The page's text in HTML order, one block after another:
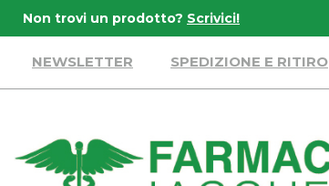
principale
Non trovi un prodotto? Scrivici!
NEWSLETTER SPEDIZIONE E RITIRO
Farmacia
Iaccheri